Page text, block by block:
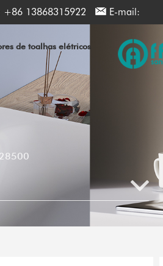
+86 13868315922 E-mail:
de toalhas elétricos